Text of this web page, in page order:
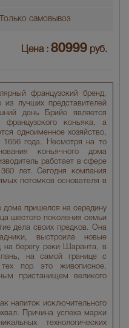
французский бренд,
лучших представителей
день Брийе является
коньяка, а
одноименное хозяйство,
года. Несмотря на то
коньячного дома
работает в сфере
лет. Сегодня компания
потомков основателя в
дома пришелся на середину
шестого поколения семьи
дела своих предков. Она
выстроила новые
на берегу реки Шаранта, в
на самой границе с
пор это живописное,
пристанищем великого
напиток исключительного
Причина успеха марки
технологических
Только самовывоз
Цена : 80999 руб.